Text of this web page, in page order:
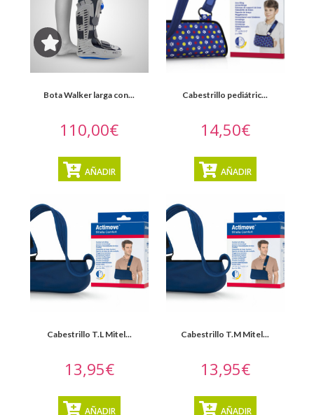
Bota Walker larga con...
110,00€
AÑADIR
Cabestrillo pediátric...
14,50€
AÑADIR
Cabestrillo T.L Mitel...
13,95€
AÑADIR
Cabestrillo T.M Mitel...
13,95€
AÑADIR